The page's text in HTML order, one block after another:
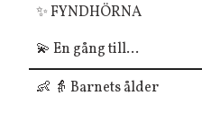
✨ FYNDHÖRNA
💫 En gång till...
👶 👵 Barnets ålder